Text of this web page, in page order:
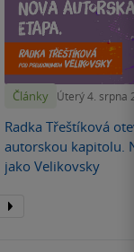
Články Úterý 4. srpna
Radka Třeštíková
autorskou kapitolu.
jako Velikovsky